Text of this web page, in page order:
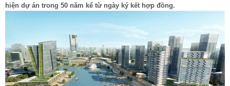
hiện dự án trong 50 năm kể từ ngày ký kết hợp đồng.